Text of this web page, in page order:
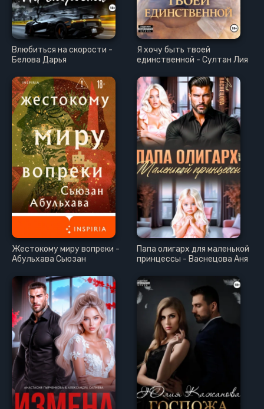
Влюбиться на скорости -
Белова Дарья
Я хочу быть твоей
единственной - Султан Лия
Жестокому миру вопреки -
Абульхава Сьюзан
Папа олигарх для маленькой
принцессы - Васнецова Аня